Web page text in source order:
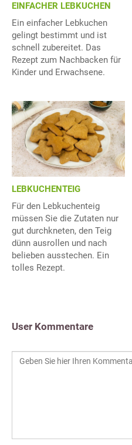
EINFACHER LEBKUCHEN
Ein einfacher Lebkuchen
gelingt bestimmt und ist
schnell zubereitet. Das
Rezept zum Nachbacken für
Kinder und Erwachsene.
LEBKUCHENTEIG
Für den Lebkuchenteig
müssen Sie die Zutaten nur
gut durchkneten, den Teig
dünn ausrollen und nach
belieben ausstechen. Ein
tolles Rezept.
User Kommentare